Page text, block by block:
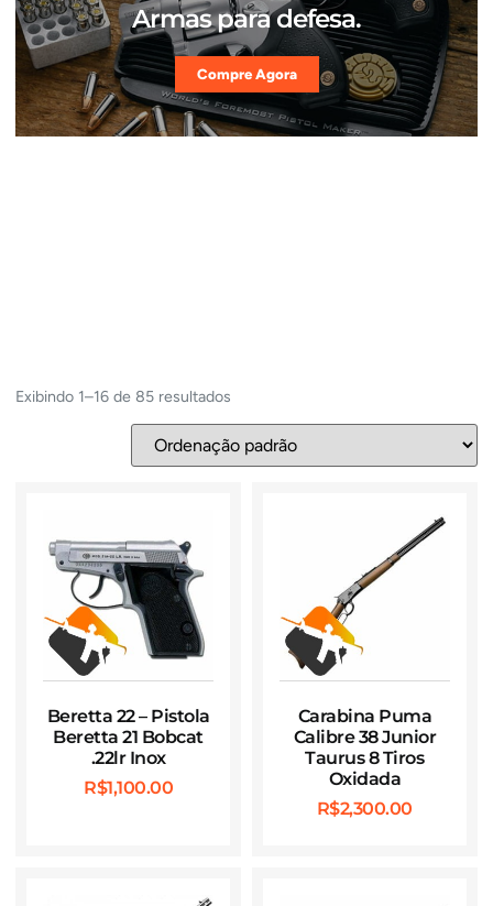
Armas para defesa.
Compre Agora
Exibindo 1–16 de 85 resultados
Beretta 22 – Pistola
Beretta 21 Bobcat
.22lr Inox
R$1,100.00
Carabina Puma
Calibre 38 Junior
Taurus 8 Tiros
Oxidada
R$2,300.00